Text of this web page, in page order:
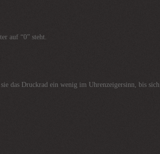
auf “0” steht.
das Druckrad ein wenig im Uhrenzeigersinn, bis sich